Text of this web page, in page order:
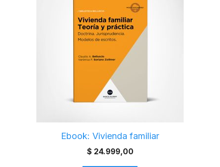
Ebook: Vivienda familiar
$24.999,00